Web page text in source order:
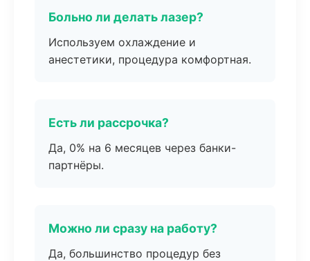
Больно ли делать лазер?
Используем охлаждение и
анестетики, процедура комфортная.
Есть ли рассрочка?
Да, 0% на 6 месяцев через банки-
партнёры.
Можно ли сразу на работу?
Да, большинство процедур без